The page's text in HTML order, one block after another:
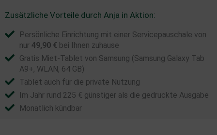
Zusätzliche Vorteile durch Anja in Aktion:
Persönliche Einrichtung mit einer Servicepauschale von
nur 49,90 € bei Ihnen zuhause
Gratis Miet-Tablet von Samsung (Samsung Galaxy Tab
A9+, WLAN, 64 GB​)
Tablet auch für die private Nutzung
Im Jahr rund 225 € günstiger als die gedruckte Ausgabe
Monatlich kündbar